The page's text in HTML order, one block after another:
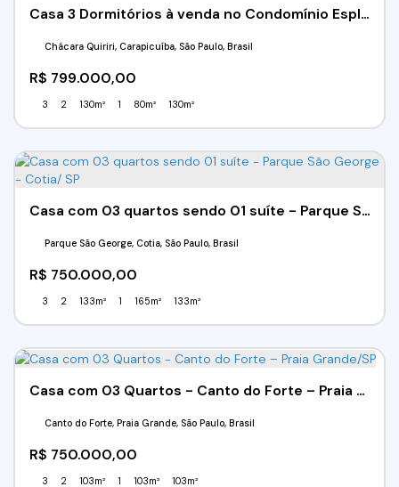
Casa 3 Dormitórios à venda no Condomínio Esplendido Granja Viana Carapicuíba
R$ 799.000,00
Chácara Quiriri, Carapicuíba, São Paulo, Brasil
3 2 130m² 1 80m² 130m²
Casa com 03 quartos sendo 01 suíte - Parque São George - Cotia/ SP
R$ 750.000,00
Parque São George, Cotia, São Paulo, Brasil
3 2 133m² 1 165m² 133m²
Casa com 03 Quartos - Canto do Forte – Praia Grande/SP
R$ 750.000,00
Canto do Forte, Praia Grande, São Paulo, Brasil
3 2 103m² 1 103m² 103m²